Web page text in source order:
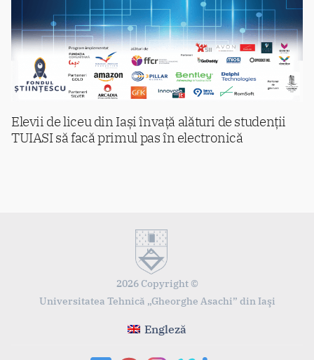
Elevii de liceu din Iași învață alături de studenții
TUIASI să facă primul pas în electronică
2026 Copyright ©
Universitatea Tehnică „Gheorghe Asachi” din Iaşi
Engleză